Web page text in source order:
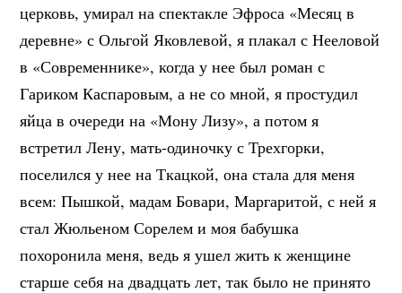
церковь, умирал на спектакле Эфроса «Месяц в
деревне» с Ольгой Яковлевой, я плакал с Нееловой
в «Современнике», когда у нее был роман с
Гариком Каспаровым, а не со мной, я простудил
яйца в очереди на «Мону Лизу», а потом я
встретил Лену, мать-одиночку с Трехгорки,
поселился у нее на Ткацкой, она стала для меня
всем: Пышкой, мадам Бовари, Маргаритой, с ней я
стал Жюльеном Сорелем и моя бабушка
похоронила меня, ведь я ушел жить к женщине
старше себя на двадцать лет, так было не принято